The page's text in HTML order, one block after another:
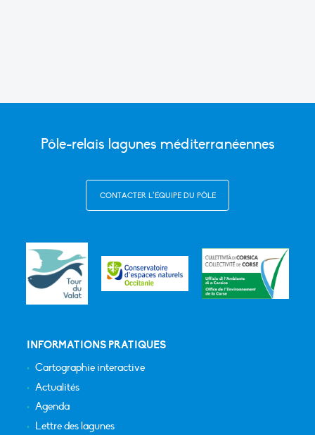
Pôle-relais lagunes méditerranéennes
CONTACTER L’ÉQUIPE DU PÔLE
INFORMATIONS PRATIQUES
Cartographie interactive
Actualités
Agenda
Lettre des lagunes